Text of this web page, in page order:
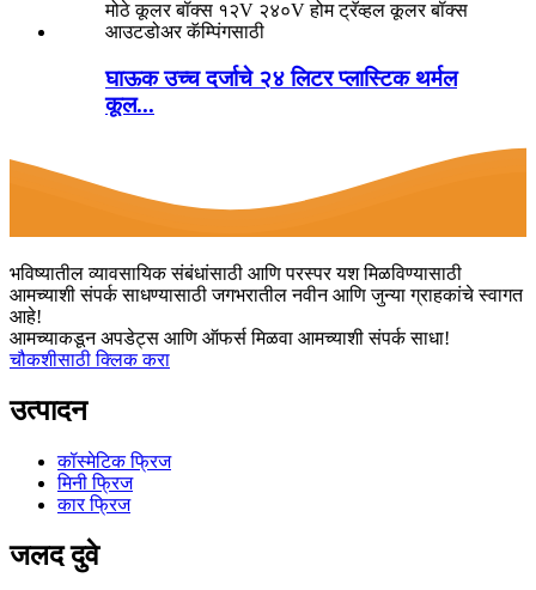
घाऊक उच्च दर्जाचे २४ लिटर प्लास्टिक थर्मल
कूल...
भविष्यातील व्यावसायिक संबंधांसाठी आणि परस्पर यश मिळविण्यासाठी
आमच्याशी संपर्क साधण्यासाठी जगभरातील नवीन आणि जुन्या ग्राहकांचे स्वागत
आहे!
आमच्याकडून अपडेट्स आणि ऑफर्स मिळवा आमच्याशी संपर्क साधा!
चौकशीसाठी क्लिक करा
उत्पादन
कॉस्मेटिक फ्रिज
मिनी फ्रिज
कार फ्रिज
जलद दुवे